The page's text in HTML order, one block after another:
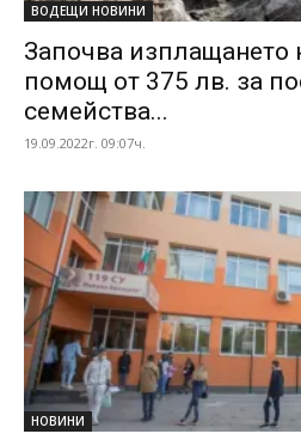
ВОДЕЩИ НОВИНИ
Започва изплащането
помощ от 375 лв. за
семейства...
19.09.2022г. 09:07ч.
НОВИНИ